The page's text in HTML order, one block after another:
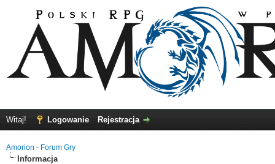
Witaj! Logowanie Rejestracja
Amorion - Forum Gry
Informacja